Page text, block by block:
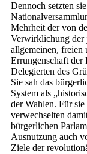
Dennoch setzten
Mehrheit der von
Verwirklichung der
allgemeinen, freien
Errungenschaft
Delegierten des
Sie sah das
System als
der Wahlen. Für
verwechselten
bürgerlichen
Ausnutzung auch
Ziele der